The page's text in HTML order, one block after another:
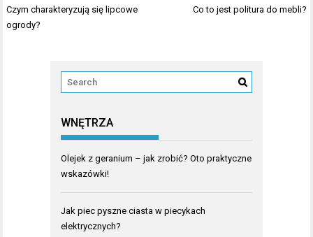
Nawigacja
wpisu
Czym charakteryzują się lipcowe
ogrody?
Co to jest politura do mebli?
WNĘTRZA
Olejek z geranium – jak zrobić? Oto praktyczne
wskazówki!
Jak piec pyszne ciasta w piecykach
elektrycznych?